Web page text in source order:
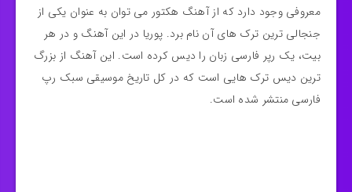
معروفی وجود دارد که از آهنگ هکتور می توان به عنوان یکی از
جنجالی ترین ترک های آن نام برد. پوریا در این آهنگ و در هر
بیت، یک رپر فارسی زبان را دیس کرده است. این آهنگ از بزرگ
ترین دیس ترک هایی است که در کل تاریخ موسیقی سبک رپ
فارسی منتشر شده است.